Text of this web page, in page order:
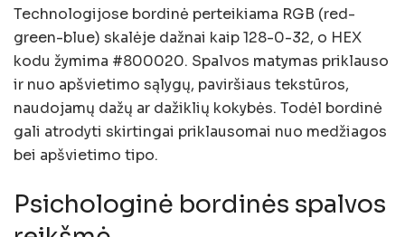
Technologijose bordinė perteikiama RGB (red-
green-blue) skalėje dažnai kaip 128-0-32, o HEX
kodu žymima #800020. Spalvos matymas priklauso
ir nuo apšvietimo sąlygų, paviršiaus tekstūros,
naudojamų dažų ar dažiklių kokybės. Todėl bordinė
gali atrodyti skirtingai priklausomai nuo medžiagos
bei apšvietimo tipo.
Psichologinė bordinės spalvos